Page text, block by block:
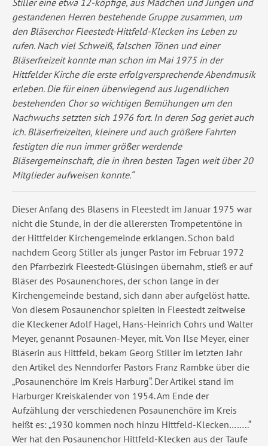
Stiller eine etwa 12-köpfige, aus Mädchen und Jungen und
gestandenen Herren bestehende Gruppe zusammen, um
den Bläserchor Fleestedt-Hittfeld-Klecken ins Leben zu
rufen. Nach viel Schweiß, falschen Tönen und einer
Bläserfreizeit konnte man schon im Mai 1975 in der
Hittfelder Kirche die erste erfolgversprechende Abendmusik
erleben. Die für einen überwiegend aus Jugendlichen
bestehenden Chor so wichtigen Bemühungen um den
Nachwuchs setzten sich 1976 fort. In deren Sog geriet auch
ich. Bläserfreizeiten, kleinere und auch größere Fahrten
festigten die nun immer größer werdende
Bläsergemeinschaft, die in ihren besten Tagen weit über 20
Mitglieder aufweisen konnte.“
Dieser Anfang des Blasens in Fleestedt im Januar 1975 war
nicht die Stunde, in der die allerersten Trompetentöne in
der Hittfelder Kirchengemeinde erklangen. Schon bald
nachdem Georg Stiller als junger Pastor im Februar 1972
den Pfarrbezirk Fleestedt-Glüsingen übernahm, stieß er auf
Bläser des Posaunenchores, der schon lange in der
Kirchengemeinde bestand, sich dann aber aufgelöst hatte.
Von diesem Posaunenchor spielten in Fleestedt zeitweise
die Kleckener Adolf Hagel, Hans-Heinrich Cohrs und Walter
Meyer, genannt Posaunen-Meyer, mit. Von Ilse Meyer, einer
Bläserin aus Hittfeld, bekam Georg Stiller im letzten Jahr
den Artikel des Nenndorfer Pastors Franz Rambke über die
„Posaunenchöre im Kreis Harburg“. Der Artikel stand im
Harburger Kreiskalender von 1954. Am Ende der
Aufzählung der verschiedenen Posaunenchöre im Kreis
heißt es: „1930 kommen noch hinzu Hittfeld-Klecken……..“
Wer hat den Posaunenchor Hittfeld-Klecken aus der Taufe